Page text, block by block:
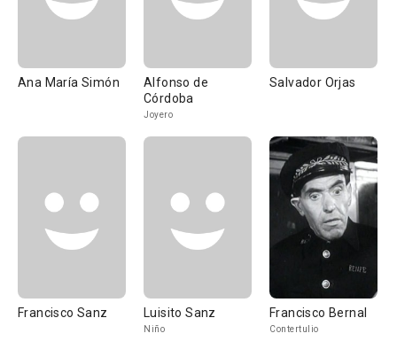
Ana María Simón
Alfonso de
Córdoba
Joyero
Salvador Orjas
Francisco Sanz Luisito Sanz
Niño
Francisco Bernal
Contertulio